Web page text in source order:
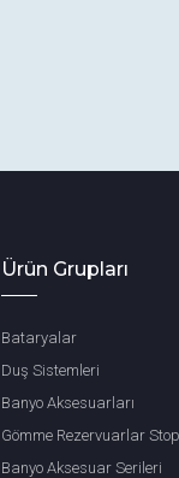
Ürün Grupları
Bataryalar
Duş Sistemleri
Banyo Aksesuarları
Gömme Rezervuarlar
Banyo Aksesuar Serileri